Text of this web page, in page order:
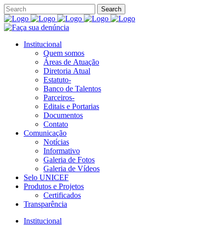
Institucional
Quem somos
Áreas de Atuação
Diretoria Atual
Estatuto-
Banco de Talentos
Parceiros-
Editais e Portarias
Documentos
Contato
Comunicação
Notícias
Informativo
Galeria de Fotos
Galeria de Vídeos
Selo UNICEF
Produtos e Projetos
Certificados
Transparência
Institucional